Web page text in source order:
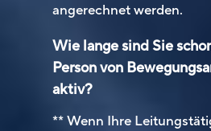
angerechnet werden.
** Wenn Ihre
Wie lange sind Sie
Person von
aktiv?